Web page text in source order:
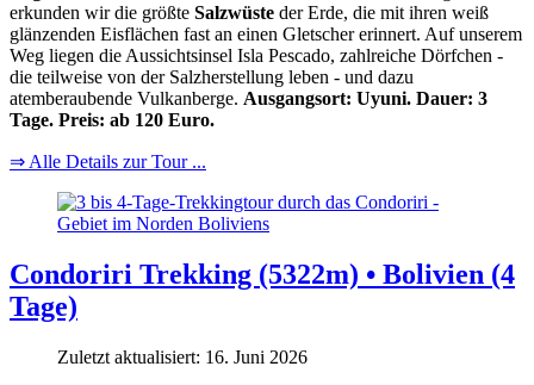
erkunden wir die größte Salzwüste der Erde, die mit ihren weiß
glänzenden Eisflächen fast an einen Gletscher erinnert. Auf unserem
Weg liegen die Aussichtsinsel Isla Pescado, zahlreiche Dörfchen -
die teilweise von der Salzherstellung leben - und dazu
atemberaubende Vulkanberge. Ausgangsort: Uyuni. Dauer: 3
Tage. Preis: ab 120 Euro.
⇒ Alle Details zur Tour ...
Condoriri Trekking (5322m) • Bolivien (4
Tage)
Zuletzt aktualisiert: 16. Juni 2026